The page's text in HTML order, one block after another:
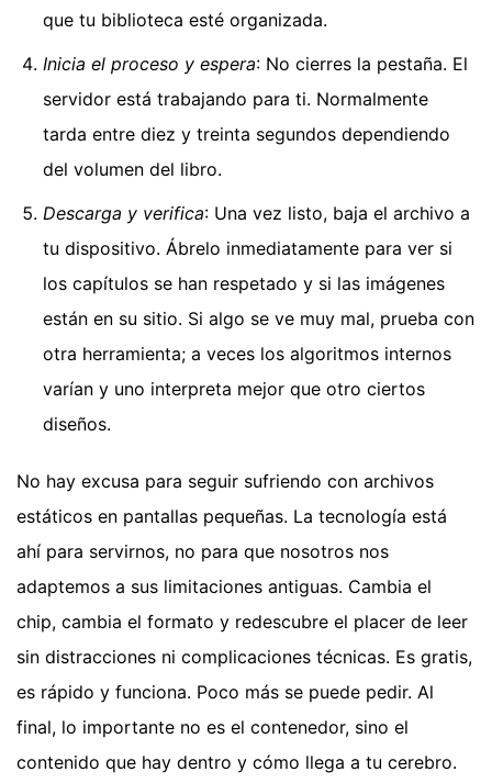
que tu biblioteca esté organizada.
Inicia el proceso y espera: No cierres la pestaña. El
servidor está trabajando para ti. Normalmente
tarda entre diez y treinta segundos dependiendo
del volumen del libro.
Descarga y verifica: Una vez listo, baja el archivo a
tu dispositivo. Ábrelo inmediatamente para ver si
los capítulos se han respetado y si las imágenes
están en su sitio. Si algo se ve muy mal, prueba con
otra herramienta; a veces los algoritmos internos
varían y uno interpreta mejor que otro ciertos
diseños.
No hay excusa para seguir sufriendo con archivos
estáticos en pantallas pequeñas. La tecnología está
ahí para servirnos, no para que nosotros nos
adaptemos a sus limitaciones antiguas. Cambia el
chip, cambia el formato y redescubre el placer de leer
sin distracciones ni complicaciones técnicas. Es gratis,
es rápido y funciona. Poco más se puede pedir. Al
final, lo importante no es el contenedor, sino el
contenido que hay dentro y cómo llega a tu cerebro.